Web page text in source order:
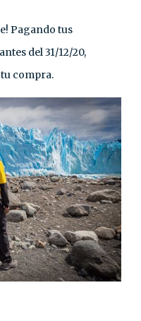
Pagando tus
del 31/12/20,
compra.